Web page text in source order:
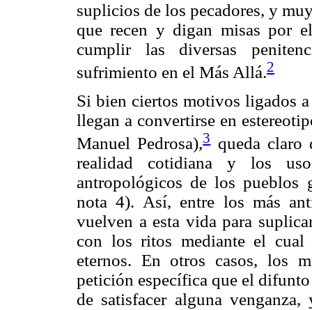
suplicios de los pecadores, y
que recen y digan misas por
cumplir las diversas
sufrimiento en el Más Allá.2
Si bien ciertos motivos ligados
llegan a convertirse en
Manuel Pedrosa),3queda claro
realidad cotidiana y los
antropológicos de los pueblos
nota 4). Así, entre los más
vuelven a esta vida para
con los ritos mediante el cual
eternos. En otros casos, los
petición específica que el
de satisfacer alguna